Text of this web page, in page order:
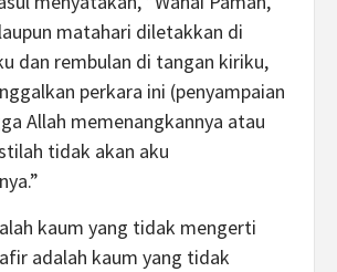
matahari diletakkan di
dan rembulan di tangan kiriku,
perkara ini (penyampaian
Allah memenangkannya atau
tidak akan aku
kaum yang tidak mengerti
adalah kaum yang tidak